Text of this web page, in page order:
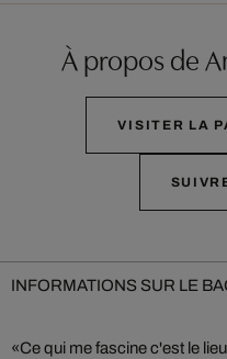
À propos de
VISITER LA
INFORMATIONS SUR LE
«Ce qui me fascine c'est le